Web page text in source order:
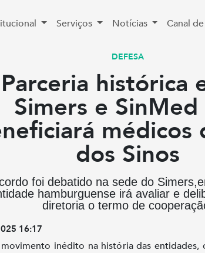
Serviços Notícias Canal
DEFESA
Parceria histórica
Simers e
médicos
dos Sinos
foi debatido na sede do
hamburguense irá avaliar e
diretoria o termo de
16:17
inédito na história das entidades,